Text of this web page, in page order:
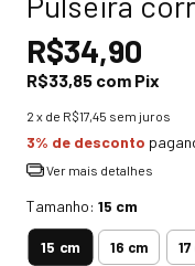
R$34,90
R$33,85 com Pix
2 x de R$17,45 sem juros
3% de desconto
Ver mais detalhes
Tamanho: 15 cm
15 cm 16 cm